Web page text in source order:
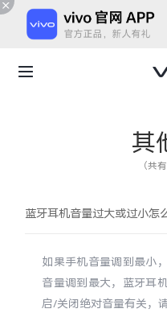
其
（共
蓝牙耳机音量过大或过小怎
如果手机音量调到最小
音量调到最大，蓝牙耳
启/关闭绝对音量有关，